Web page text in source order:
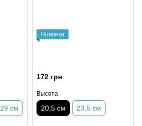
29 см
Новинка
172 грн
Высота
20,5 см 23,5 см